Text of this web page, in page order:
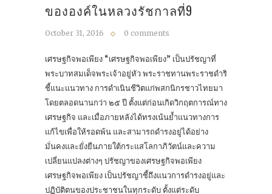
ขององค์ในหลวงรัชกาลที่9
October 31, 2016 0 comments
เศรษฐกิจพอเพียง “เศรษฐกิจพอเพียง” เป็นปรัชญาที่
พระบาทสมเด็จพระเจ้าอยู่หัว พระราชทานพระราชดำริ
ชี้แนะแนวทาง การดำเนินชีวิตแก่พสกนิกรชาวไทยมา
โดยตลอดนานกว่า ๒๕ ปี ตั้งแต่ก่อนเกิดวิกฤตการณ์ทาง
เศรษฐกิจ และเมื่อภายหลังได้ทรงเน้นย้ำแนวทางการ
แก้ไขเพื่อให้รอดพ้น และสามารถดำรงอยู่ได้อย่าง
มั่นคงและยั่งยืนภายใต้กระแสโลกาภิวัตน์และความ
เปลี่ยนแปลงต่างๆ ปรัชญาของเศรษฐกิจพอเพียง
เศรษฐกิจพอเพียง เป็นปรัชญาชี้ถึงแนวการดำรงอยู่และ
ปฏิบัติตนของประชาชนในทุกระดับ ตั้งแต่ระดับ